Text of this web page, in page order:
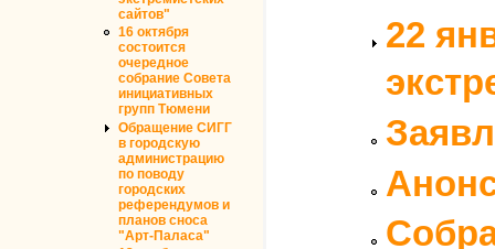
сайтов"
16 октября
состоится
очередное
собрание Совета
инициативных
групп Тюмени
Обращение СИГГ
в городскую
администрацию
по поводу
городских
референдумов и
планов сноса
"Арт-Паласа"
22